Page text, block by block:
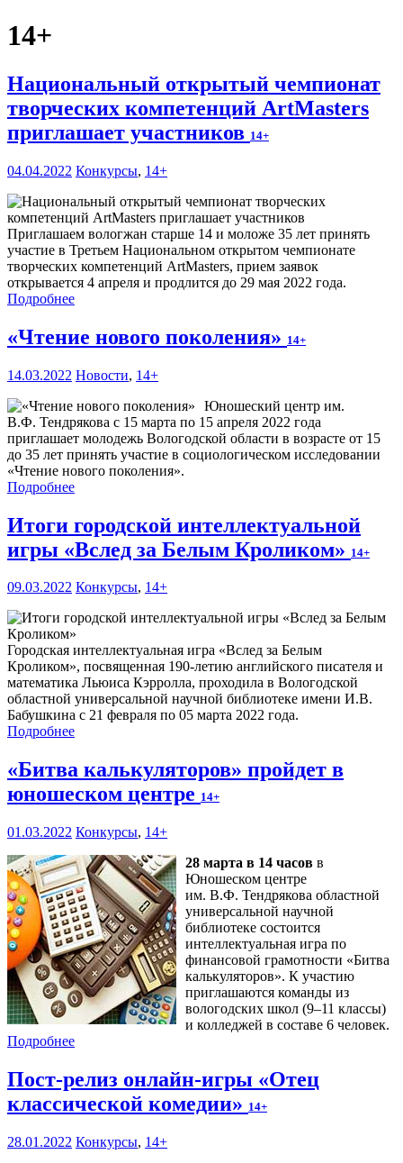
14+
Национальный открытый чемпионат
творческих компетенций ArtMasters
приглашает участников 14+
04.04.2022 Конкурсы, 14+
Приглашаем вологжан старше 14 и моложе 35 лет принять
участие в Третьем Национальном открытом чемпионате
творческих компетенций ArtMasters, прием заявок
открывается 4 апреля и продлится до 29 мая 2022 года.
Подробнее
«Чтение нового поколения» 14+
14.03.2022 Новости, 14+
Юношеский центр им.
В.Ф. Тендрякова с 15 марта по 15 апреля 2022 года
приглашает молодежь Вологодской области в возрасте от 15
до 35 лет принять участие в социологическом исследовании
«Чтение нового поколения».
Подробнее
Итоги городской интеллектуальной
игры «Вслед за Белым Кроликом» 14+
09.03.2022 Конкурсы, 14+
Городская интеллектуальная игра «Вслед за Белым
Кроликом», посвященная 190-летию английского писателя и
математика Льюиса Кэрролла, проходила в Вологодской
областной универсальной научной библиотеке имени И.В.
Бабушкина с 21 февраля по 05 марта 2022 года.
Подробнее
«Битва калькуляторов» пройдет в
юношеском центре 14+
01.03.2022 Конкурсы, 14+
28 марта в 14 часов в
Юношеском центре
им. В.Ф. Тендрякова областной
универсальной научной
библиотеке состоится
интеллектуальная игра по
финансовой грамотности «Битва
калькуляторов». К участию
приглашаются команды из
вологодских школ (9–11 классы)
и колледжей в составе 6 человек.
Подробнее
Пост-релиз онлайн-игры «Отец
классической комедии» 14+
28.01.2022 Конкурсы, 14+